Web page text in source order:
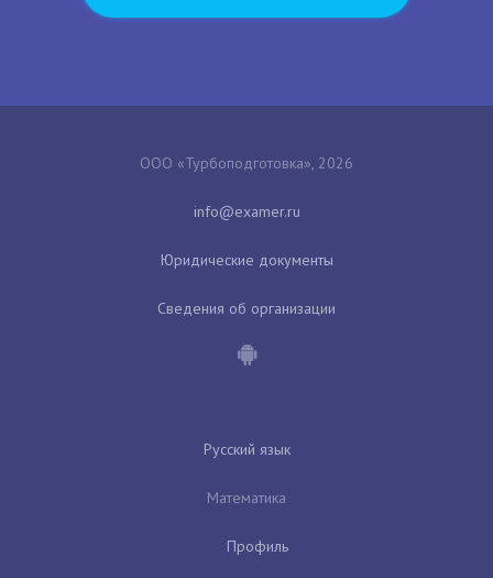
ООО «Турбоподготовка», 2026
Юридические документы
Сведения об организации
Русский язык
Математика
Профиль